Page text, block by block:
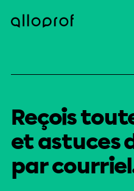
Reçois
et astuces
par